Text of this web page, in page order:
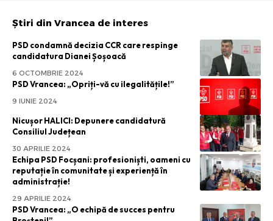
Știri din Vrancea de interes
PSD condamnă decizia CCR care respinge
candidatura Dianei Șoșoacă
6 OCTOMBRIE 2024
PSD Vrancea: „Opriți-vă cu ilegalitățile!”
9 IUNIE 2024
Nicușor HALICI: Depunere candidatură
Consiliul Județean
30 APRILIE 2024
Echipa PSD Focșani: profesioniști, oameni cu
reputație în comunitate și experiență în
administrație!
29 APRILIE 2024
PSD Vrancea: „O echipă de succes pentru